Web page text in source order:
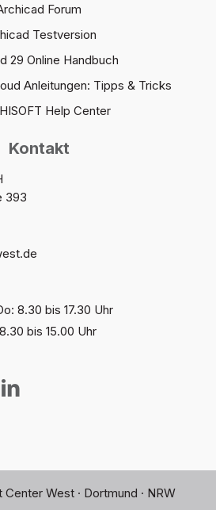
Forum
Testversion
29 Online Handbuch
Anleitungen: Tipps & Tricks
Help Center
Kontakt
393
8.30 bis 17.30 Uhr
bis 15.00 Uhr
I
-
l
West · Dortmund · NRW